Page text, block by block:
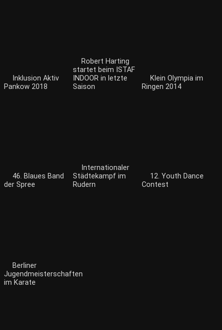
Inklusion Aktiv
Pankow 2018
Robert Harting
startet beim ISTAF
INDOOR in letzte
Saison
Klein Olympia im
Ringen 2014
46. Blaues Band
der Spree
Internationaler
Städtekampf im
Rudern
12. Youth Dance
Contest
Berliner
Jugendmeisterschaften
im Karate